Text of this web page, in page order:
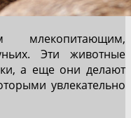
Эти животные
а еще они делают
увлекательно